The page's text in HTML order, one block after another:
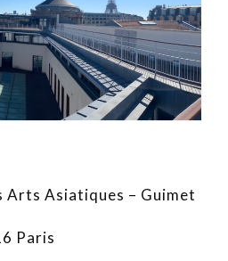
Arts Asiatiques – Guimet
Paris